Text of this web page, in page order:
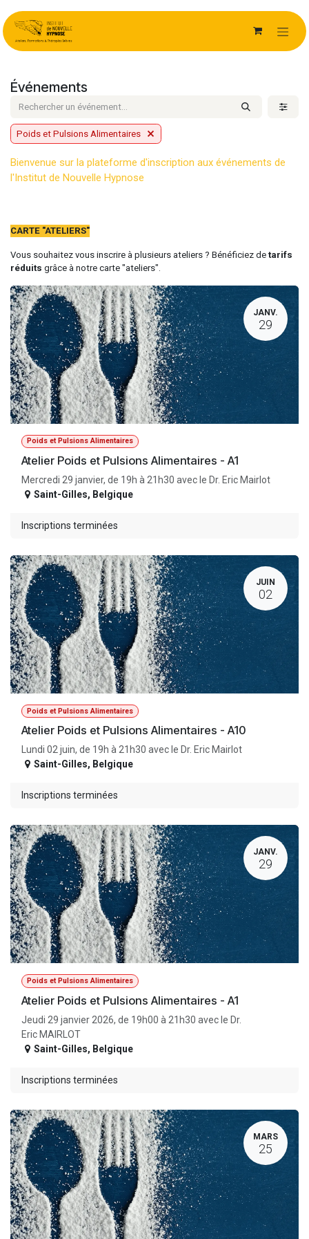
Événements
Poids et Pulsions Alimentaires
Bienvenue sur la plateforme d'inscription aux événements de
l'Ins​titut de Nouvelle Hypnose
CARTE "ATELIERS"
Vous souhaitez vous inscrire à plusieurs ateliers ? Bénéficiez de tarifs
réduits grâce à notre carte "ateliers".
JANV.
29
Poids et Pulsions Alimentaires
Atelier Poids et Pulsions Alimentaires - A1
Mercredi 29 janvier, de 19h à 21h30 avec le Dr. Eric Mairlot
Saint-Gilles, Belgique
Inscriptions terminées
JUIN
02
Poids et Pulsions Alimentaires
Atelier Poids et Pulsions Alimentaires - A10
Lundi 02 juin, de 19h à 21h30 avec le Dr. Eric Mairlot
Saint-Gilles, Belgique
Inscriptions terminées
JANV.
29
Poids et Pulsions Alimentaires
Atelier Poids et Pulsions Alimentaires - A1
Jeudi 29 janvier 2026, de 19h00 à 21h30 avec le Dr.
Eric MAIRLOT
Saint-Gilles, Belgique
Inscriptions terminées
MARS
25